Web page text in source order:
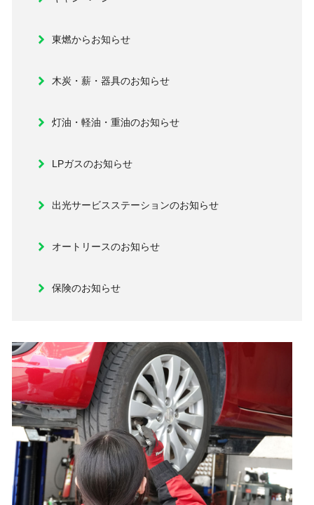
東燃からお知らせ
木炭・薪・器具のお知らせ
灯油・軽油・重油のお知らせ
LPガスのお知らせ
出光サービスステーションのお知らせ
オートリースのお知らせ
保険のお知らせ